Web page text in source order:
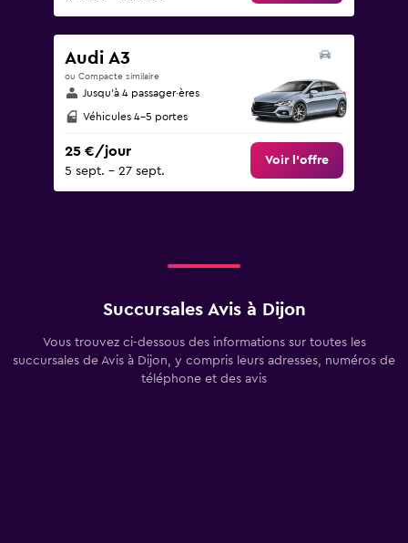
Audi A3
ou Compacte similaire
Jusqu’à 4 passager·ères
Véhicules 4-5 portes
25 €/jour
5 sept. - 27 sept.
Voir l’offre
Succursales Avis à Dijon
Vous trouvez ci-dessous des informations sur toutes les
succursales de Avis à Dijon, y compris leurs adresses, numéros de
téléphone et des avis